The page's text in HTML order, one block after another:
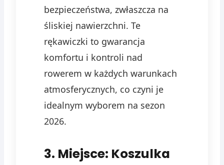
bezpieczeństwa, zwłaszcza na
śliskiej nawierzchni. Te
rękawiczki to gwarancja
komfortu i kontroli nad
rowerem w każdych warunkach
atmosferycznych, co czyni je
idealnym wyborem na sezon
2026.
3. Miejsce: Koszulka